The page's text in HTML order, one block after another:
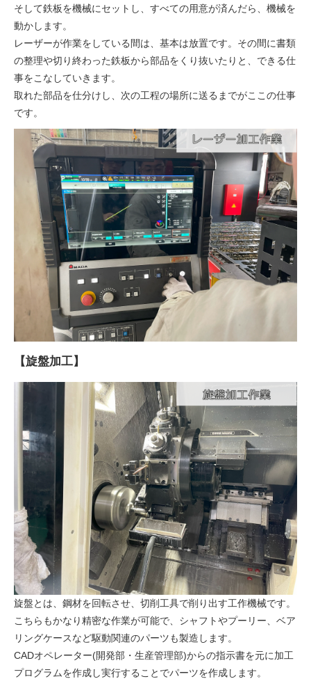
そして鉄板を機械にセットし、すべての用意が済んだら、機械を
動かします。
レーザーが作業をしている間は、基本は放置です。その間に書類
の整理や切り終わった鉄板から部品をくり抜いたりと、できる仕
事をこなしていきます。
取れた部品を仕分けし、次の工程の場所に送るまでがここの仕事
です。
【旋盤加工】
旋盤とは、鋼材を回転させ、切削工具で削り出す工作機械です。
こちらもかなり精密な作業が可能で、シャフトやプーリー、ベア
リングケースなど駆動関連のパーツも製造します。
CADオペレーター(開発部・生産管理部)からの指示書を元に加工
プログラムを作成し実行することでパーツを作成します。